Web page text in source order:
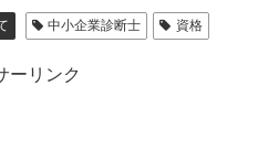
中小企業診断士 資格
ーリンク